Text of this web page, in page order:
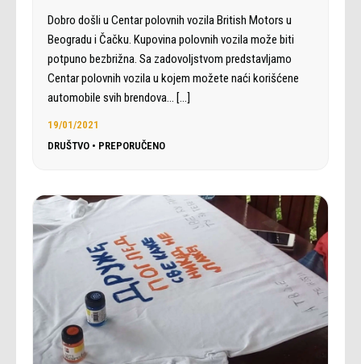
Dobro došli u Centar polovnih vozila British Motors u
Beogradu i Čačku. Kupovina polovnih vozila može biti
potpuno bezbrižna. Sa zadovoljstvom predstavljamo
Centar polovnih vozila u kojem možete naći korišćene
automobile svih brendova… […]
19/01/2021
DRUŠTVO • PREPORUČENO